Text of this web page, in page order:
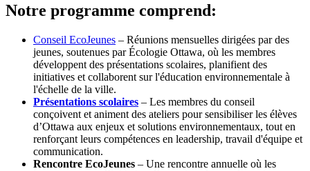
Notre programme comprend:
Conseil EcoJeunes – Réunions mensuelles dirigées par des
jeunes, soutenues par Écologie Ottawa, où les membres
développent des présentations scolaires, planifient des
initiatives et collaborent sur l'éducation environnementale à
l'échelle de la ville.
Présentations scolaires – Les membres du conseil
conçoivent et animent des ateliers pour sensibiliser les élèves
d’Ottawa aux enjeux et solutions environnementaux, tout en
renforçant leurs compétences en leadership, travail d'équipe et
communication.
Rencontre EcoJeunes – Une rencontre annuelle où les